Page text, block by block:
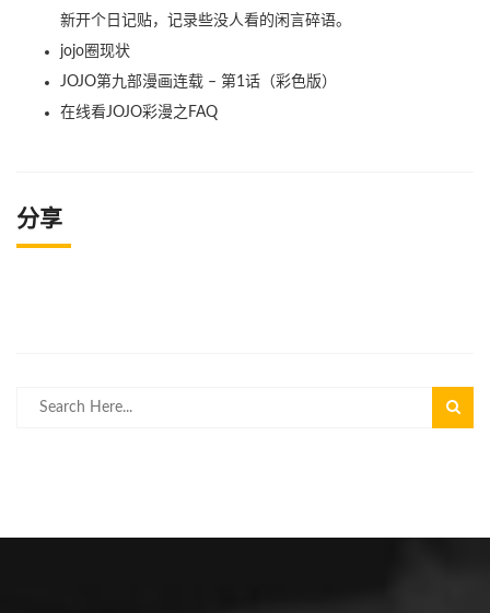
新开个日记贴，记录些没人看的闲言碎语。
jojo圈现状
JOJO第九部漫画连载 – 第1话（彩色版）
在线看JOJO彩漫之FAQ
分享